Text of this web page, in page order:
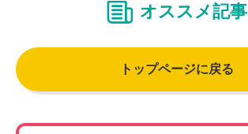
オススメ記事
トップページに戻る